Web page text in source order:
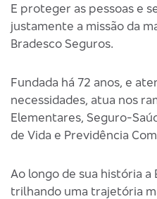
E proteger as pessoas e
justamente a missão da
Bradesco Seguros.
Fundada há 72 anos, e
necessidades, atua nos
Elementares, Seguro-
de Vida e Previdência
Ao longo de sua história a
trilhando uma trajetória